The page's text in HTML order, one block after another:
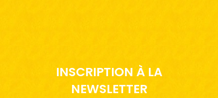
INSCRIPTION À LA
NEWSLETTER